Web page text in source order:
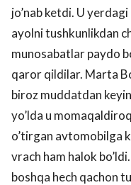
jo’nab ketdi. U
ayolni tushkunlikdan
munosabatlar paydo
qaror qildilar. Marta
biroz muddatdan
yo’lda u
o’tirgan avtomobilga
vrach ham halok
boshqa hech qachon